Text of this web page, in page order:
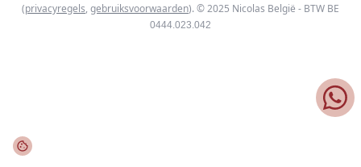
(privacyregels, gebruiksvoorwaarden). © 2025 Nicolas België - BTW BE
0444.023.042